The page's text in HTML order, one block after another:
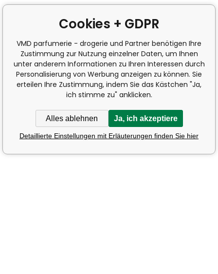
Cookies + GDPR
VMD parfumerie - drogerie und Partner benötigen Ihre
Zustimmung zur Nutzung einzelner Daten, um Ihnen
unter anderem Informationen zu Ihren Interessen durch
Personalisierung von Werbung anzeigen zu können. Sie
erteilen Ihre Zustimmung, indem Sie das Kästchen "Ja,
ich stimme zu" anklicken.
Alles ablehnen Ja, ich akzeptiere
Detaillierte Einstellungen mit Erläuterungen finden Sie hier